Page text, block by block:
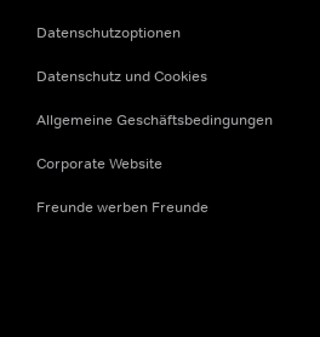
Datenschutzoptionen
Datenschutz und Cookies
Allgemeine Geschäftsbedingungen
Corporate Website
Freunde werben Freunde